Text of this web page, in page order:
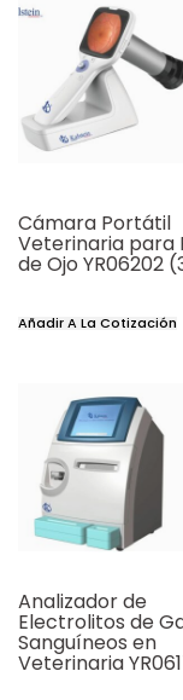
Cámara Portátil
Veterinaria para
de Ojo YR06202
Añadir A La Cotización
Analizador de
Electrolitos de
Sanguíneos en
Veterinaria